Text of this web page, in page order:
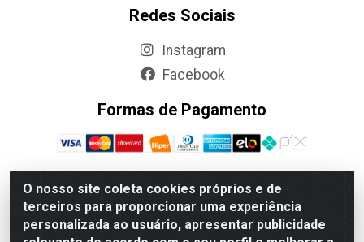
O nosso site coleta cookies próprios e de
terceiros para proporcionar uma experiência
personalizada ao usuário, apresentar publicidade
Redes Sociais
Instagram
Facebook
Formas de Pagamento
Jumbo Alimentos Cascavel - Matriz - Rua Itatiba Do Sul, 161 -
Santos Dumont, Cascavel-PR - CEP 85804-700- CNPJ